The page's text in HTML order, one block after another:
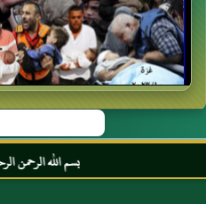
بسم الله الرحمن الرحيم